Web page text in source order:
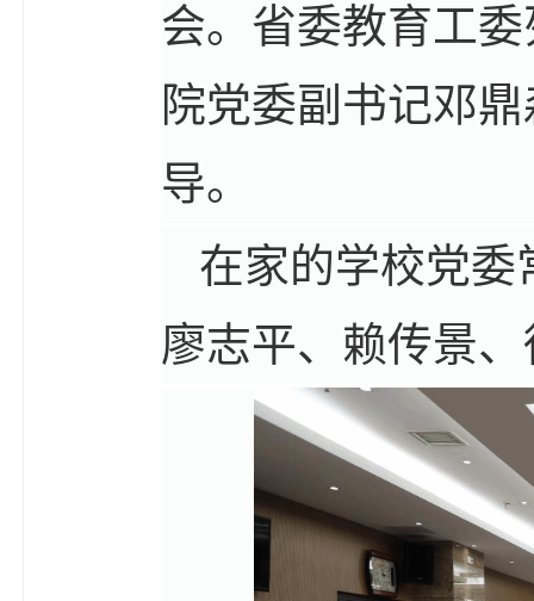
会。省委教育工
院党委副书记邓
导。
在家的学校党委
廖志平、赖传景